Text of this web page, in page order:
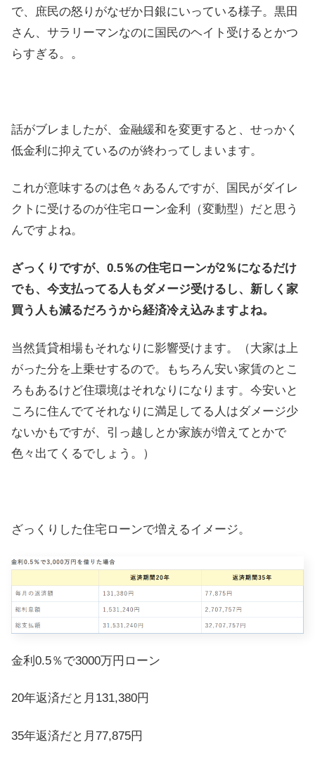
で、庶民の怒りがなぜか日銀にいっている様子。黒田
さん、サラリーマンなのに国民のヘイト受けるとかつ
らすぎる。。
話がブレましたが、金融緩和を変更すると、せっかく
低金利に抑えているのが終わってしまいます。
これが意味するのは色々あるんですが、国民がダイレ
クトに受けるのが住宅ローン金利（変動型）だと思う
んですよね。
ざっくりですが、0.5％の住宅ローンが2％になるだけ
でも、今支払ってる人もダメージ受けるし、新しく家
買う人も減るだろうから経済冷え込みますよね。
当然賃貸相場もそれなりに影響受けます。（大家は上
がった分を上乗せするので。もちろん安い家賃のとこ
ろもあるけど住環境はそれなりになります。今安いと
ころに住んでてそれなりに満足してる人はダメージ少
ないかもですが、引っ越しとか家族が増えてとかで
色々出てくるでしょう。）
ざっくりした住宅ローンで増えるイメージ。
金利0.5％で3000万円ローン
20年返済だと月131,380円
35年返済だと月77,875円